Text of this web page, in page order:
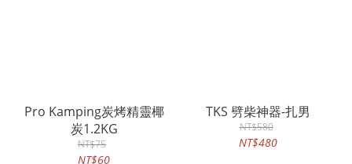
Pro Kamping炭烤精靈椰
炭1.2KG
NT$75
NT$60
TKS 劈柴神器-扎男
NT$580
NT$480